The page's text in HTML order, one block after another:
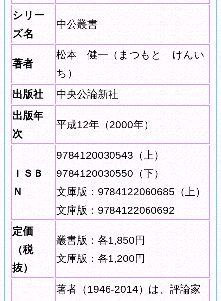
シリー
ズ名
中公叢書
著者
松本 健一（まつもと けんい
ち）
出版社
中央公論新社
出版年
次
平成12年（2000年）
ＩＳＢ
Ｎ
9784120030543（上）
9784120030550（下）
文庫版：9784122060685（上）
文庫版：9784122060692
定価
（税
抜）
叢書版：各1,850円
文庫版：各1,200円
著者（1946-2014）は、評論家